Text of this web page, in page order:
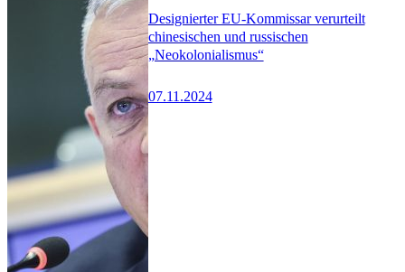
Designierter EU-Kommissar verurteilt
chinesischen und russischen
„Neokolonialismus“
07.11.2024